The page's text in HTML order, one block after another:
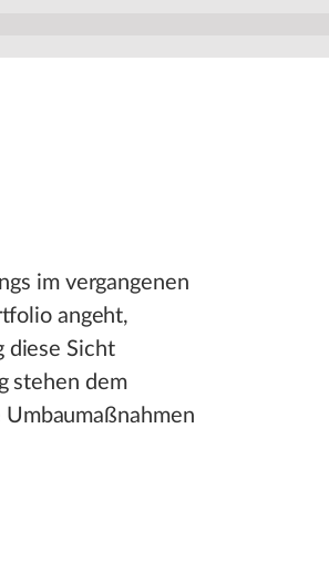
im vergangenen
angeht,
diese Sicht
stehen dem